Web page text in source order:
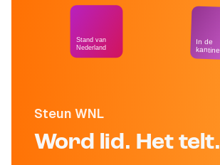
Steun WNL
Word lid. Het telt.
Stand van
Nederland
In de
kantine